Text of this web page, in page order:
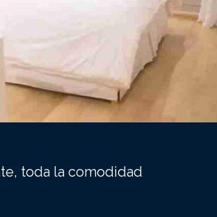
toda la comodidad